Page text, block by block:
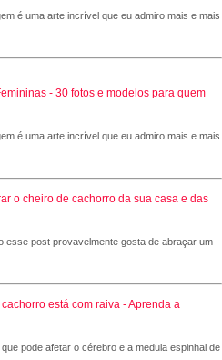
é uma arte incrível que eu admiro mais e mais
- 30 fotos e modelos para quem
é uma arte incrível que eu admiro mais e mais
o cheiro de cachorro da sua casa e das
esse post provavelmente gosta de abraçar um
está com raiva - Aprenda a
pode afetar o cérebro e a medula espinhal de